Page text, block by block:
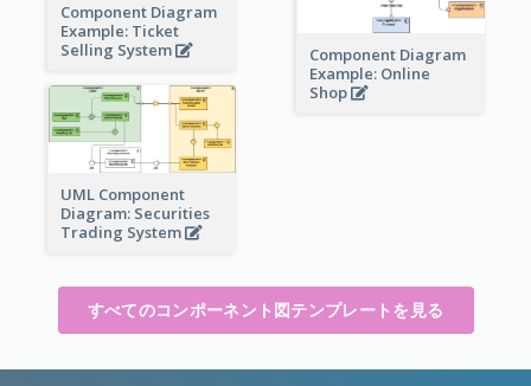
Component Diagram
Example: Ticket
Selling System
Component Diagram
Example: Online
Shop
UML Component
Diagram: Securities
Trading System
すべてのコンポーネント図テンプレートを見る